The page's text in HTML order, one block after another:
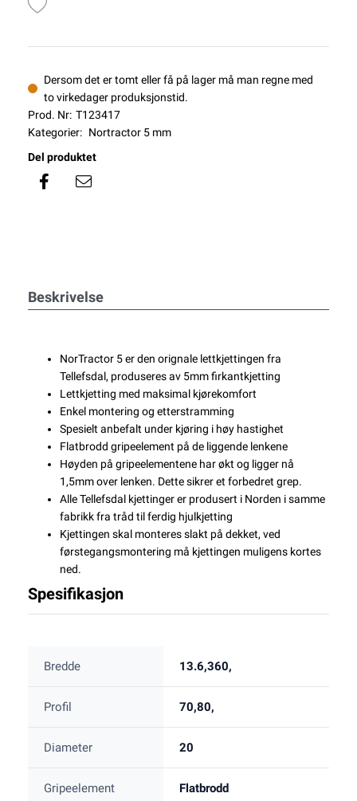
Dersom det er tomt eller få på lager må man regne med
to virkedager produksjonstid.
Prod. Nr: T123417
Kategorier: Nortractor 5 mm
Del produktet
Beskrivelse
NorTractor 5 er den orignale lettkjettingen fra
Tellefsdal, produseres av 5mm firkantkjetting
Lettkjetting med maksimal kjørekomfort
Enkel montering og etterstramming
Spesielt anbefalt under kjøring i høy hastighet
Flatbrodd gripeelement på de liggende lenkene
Høyden på gripeelementene har økt og ligger nå
1,5mm over lenken. Dette sikrer et forbedret grep.
Alle Tellefsdal kjettinger er produsert i Norden i samme
fabrikk fra tråd til ferdig hjulkjetting
Kjettingen skal monteres slakt på dekket, ved
førstegangsmontering må kjettingen muligens kortes
ned.
Spesifikasjon
Bredde 13.6,360,
Profil 70,80,
Diameter 20
Gripeelement Flatbrodd